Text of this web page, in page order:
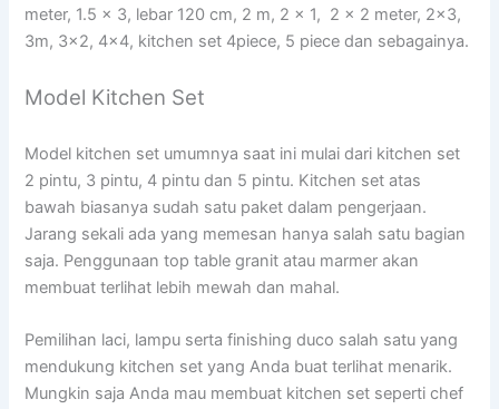
meter, 1.5 x 3, lebar 120 cm, 2 m, 2 x 1, 2 x 2 meter, 2×3,
3m, 3×2, 4×4, kitchen set 4piece, 5 piece dan sebagainya.
Model Kitchen Set
Model kitchen set umumnya saat ini mulai dari kitchen set
2 pintu, 3 pintu, 4 pintu dan 5 pintu. Kitchen set atas
bawah biasanya sudah satu paket dalam pengerjaan.
Jarang sekali ada yang memesan hanya salah satu bagian
saja. Penggunaan top table granit atau marmer akan
membuat terlihat lebih mewah dan mahal.
Pemilihan laci, lampu serta finishing duco salah satu yang
mendukung kitchen set yang Anda buat terlihat menarik.
Mungkin saja Anda mau membuat kitchen set seperti chef